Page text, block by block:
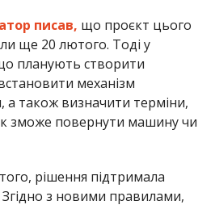
писав, що проєкт цього
ще 20 лютого. Тоді у
планують створити
механізм
а також визначити терміни,
зможе повернути машину чи
рішення підтримала
Згідно з новими правилами,